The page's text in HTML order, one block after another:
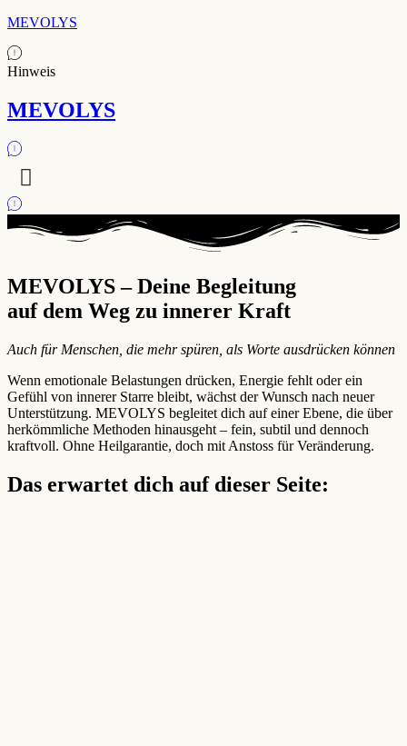
MEVOLYS
Hinweis
MEVOLYS
MEVOLYS – Deine Begleitung
auf dem Weg zu innerer Kraft
Auch für Menschen, die mehr spüren, als Worte ausdrücken können
Wenn emotionale Belastungen drücken, Energie fehlt oder ein
Gefühl von innerer Starre bleibt, wächst der Wunsch nach neuer
Unterstützung. MEVOLYS begleitet dich auf einer Ebene, die über
herkömmliche Methoden hinausgeht – fein, subtil und dennoch
kraftvoll. Ohne Heilgarantie, doch mit Anstoss für Veränderung.
Das erwartet dich auf dieser Seite: